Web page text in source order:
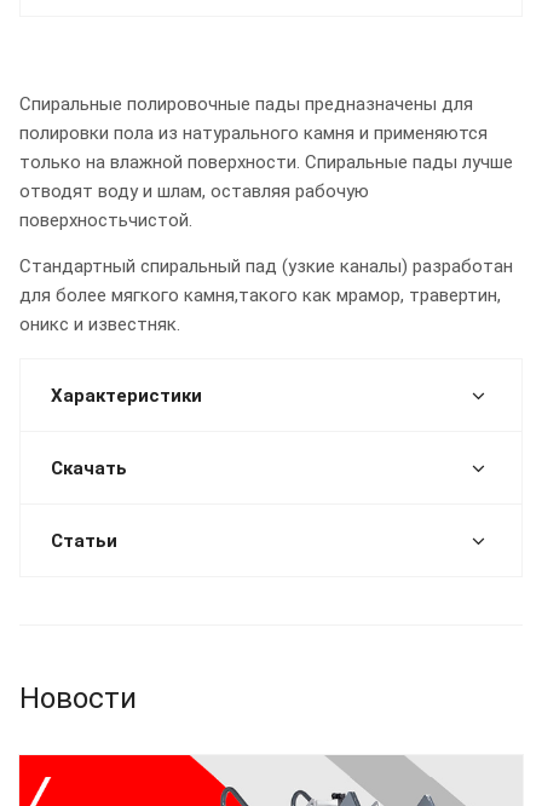
Спиральные полировочные пады предназначены для
полировки пола из натурального камня и применяются
только на влажной поверхности. Спиральные пады лучше
отводят воду и шлам, оставляя рабочую
поверхностьчистой.
Стандартный спиральный пад (узкие каналы) разработан
для более мягкого камня,такого как мрамор, травертин,
оникс и известняк.
Характеристики
Скачать
Статьи
Новости